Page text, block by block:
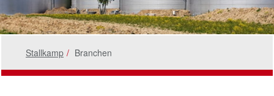
Stallkamp Branchen